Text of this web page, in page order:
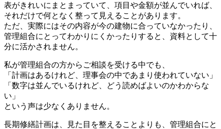
表がきれいにまとまっていて、項目や金額が並んでいれば、
それだけで何となく整って見えることがあります。
ただ、実際にはその内容が今の建物に合っていなかったり、
管理組合にとってわかりにくかったりすると、資料として十
分に活かされません。
私が管理組合の方からご相談を受ける中でも、
「計画はあるけれど、理事会の中であまり使われていない」
「数字は並んでいるけれど、どう読めばよいのかわからな
い」
という声は少なくありません。
長期修繕計画は、見た目を整えることよりも、管理組合にと